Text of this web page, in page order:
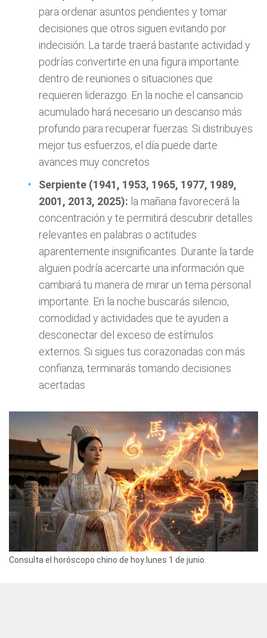
para ordenar asuntos pendientes y tomar
decisiones que otros siguen evitando por
indecisión. La tarde traerá bastante actividad y
podrías convertirte en una figura importante
dentro de reuniones o situaciones que
requieren liderazgo. En la noche el cansancio
acumulado hará necesario un descanso más
profundo para recuperar fuerzas. Si distribuyes
mejor tus esfuerzos, el día puede darte
avances muy concretos
Serpiente (1941, 1953, 1965, 1977, 1989,
2001, 2013, 2025): la mañana favorecerá la
concentración y te permitirá descubrir detalles
relevantes en palabras o actitudes
aparentemente insignificantes. Durante la tarde
alguien podría acercarte una información que
cambiará tu manera de mirar un tema personal
importante. En la noche buscarás silencio,
comodidad y actividades que te ayuden a
desconectar del exceso de estímulos
externos. Si sigues tus corazonadas con más
confianza, terminarás tomando decisiones
acertadas
Consulta el horóscopo chino de hoy lunes 1 de junio.